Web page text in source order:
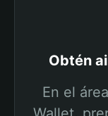
Obtén
En el